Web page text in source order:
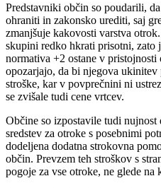
Predstavniki občin so poudarili,
ohraniti in zakonsko urediti, saj
zmanjšuje kakovosti varstva
skupini redko hkrati prisotni, zato
normativa +2 ostane v
opozarjajo, da bi njegova ukinitev
stroške, kar v povprečnini ni
se zvišale tudi cene vrtcev.
Občine so izpostavile tudi
sredstev za otroke s posebnimi
dodeljena dodatna strokovna
občin. Prevzem teh stroškov s
pogoje za vse otroke, ne glede na